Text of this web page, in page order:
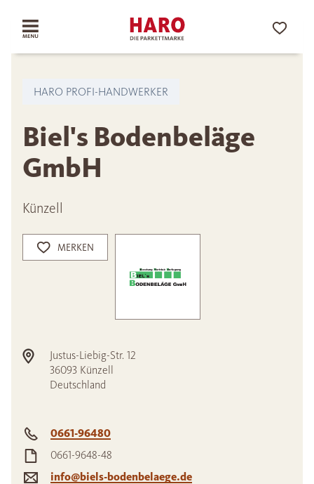
HARO PROFI-HANDWERKER
Biel's Bodenbeläge
GmbH
Künzell
MERKEN
Justus-Liebig-Str. 12
36093 Künzell
Deutschland
0661-96480
0661-9648-48
info@biels-bodenbelaege.de